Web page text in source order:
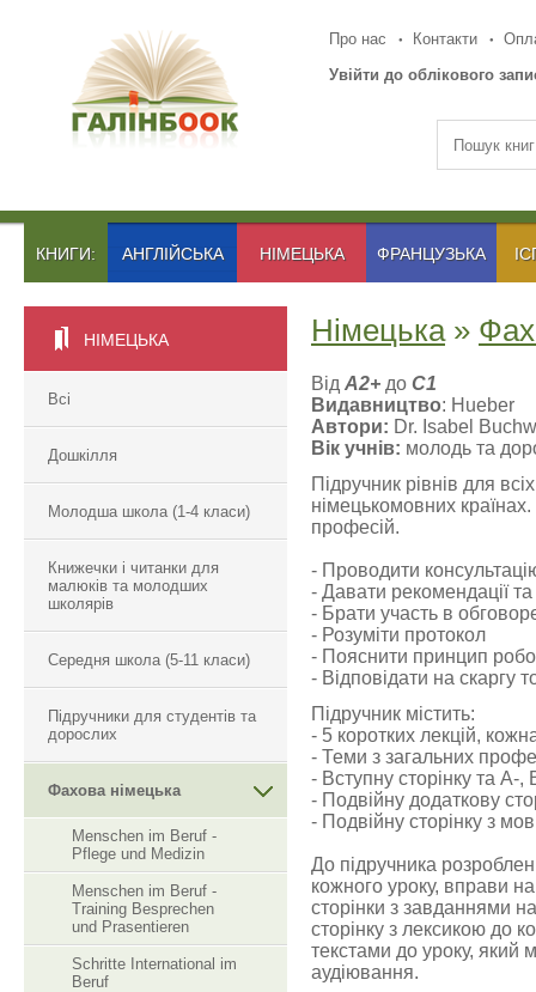
Про нас Контакти
Увійти до облікового
КНИГИ: АНГЛІЙСЬКА НІМЕЦЬКА ФРАНЦУЗЬКА
НІМЕЦЬКА
Всі
Дошкілля
Молодша школа (1-4 класи)
Книжечки і читанки для
малюків та молодших
школярів
Середня школа (5-11 класи)
Підручники для студентів та
дорослих
Фахова німецька
Menschen im Beruf -
Pflege und Medizin
Menschen im Beruf -
Training Besprechen
und Prasentieren
Schritte International im
Beruf
Німецька»
Від A2+ до C1
Видавництво: Hueber
Автори: Dr. Isabel
Вік учнів: молодь та
Підручник рівнів для
німецькомовних
професій.
- Проводити
- Давати рекомендації та
- Брати участь в
- Розуміти протокол
- Пояснити принцип
- Відповідати на скаргу
Підручник містить:
- 5 коротких лекцій,
- Теми з загальних
- Вступну сторінку та А-
- Подвійну додаткову
- Подвійну сторінку з
До підручника
кожного уроку, вправи
сторінки з завданнями
сторінку з лексикою до
текстами до уроку,
аудіювання.